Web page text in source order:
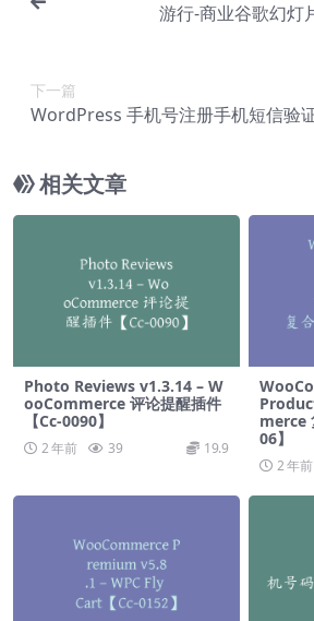
游行-商业谷歌幻灯
下一篇
WordPress 手机号注册手机短信验
相关文章
Photo Reviews v1.3.14 – W
ooCommerce 评论提醒插件
【Cc-0090】
2 年前 39 19.9
merce
06】
2 年前